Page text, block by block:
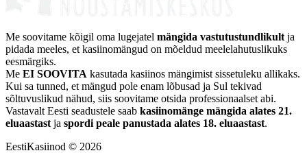
Me soovitame kõigil oma lugejatel mängida vastutustundlikult ja
pidada meeles, et kasiinomängud on mõeldud meelelahutuslikuks
eesmärgiks.
Me EI SOOVITA kasutada kasiinos mängimist sissetuleku allikaks.
Kui sa tunned, et mängud pole enam lõbusad ja Sul tekivad
sõltuvuslikud nähud, siis soovitame otsida professionaalset abi.
Vastavalt Eesti seadustele saab kasiinomänge mängida alates 21.
eluaastast ja spordi peale panustada alates 18. eluaastast.
EestiKasiinod © 2026